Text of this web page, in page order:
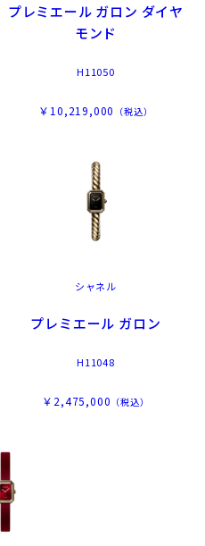
プレミエール ガロン ダイヤ
モンド
H11050
￥10,219,000 （税込）
シャネル
プレミエール ガロン
H11048
￥2,475,000 （税込）